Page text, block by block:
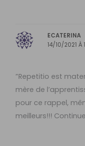
ECATERINA
14/10/2021 À
”Repetitio est
mère de
pour ce rappel,
meilleurs!!!